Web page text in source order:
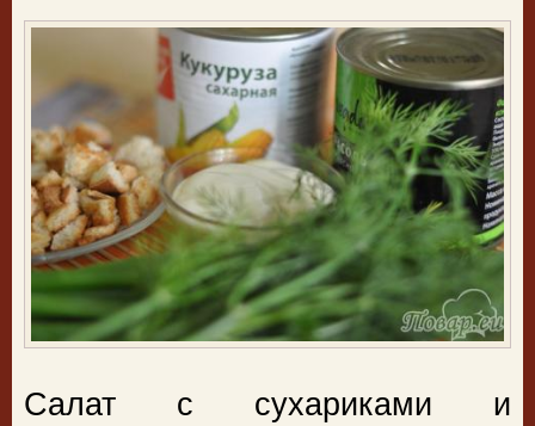
Салат с сухариками и